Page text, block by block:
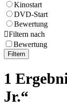
Kinostart
DVD-Start
Bewertung
Filtern nach
Bewertung
Filtern
1
Jr.“